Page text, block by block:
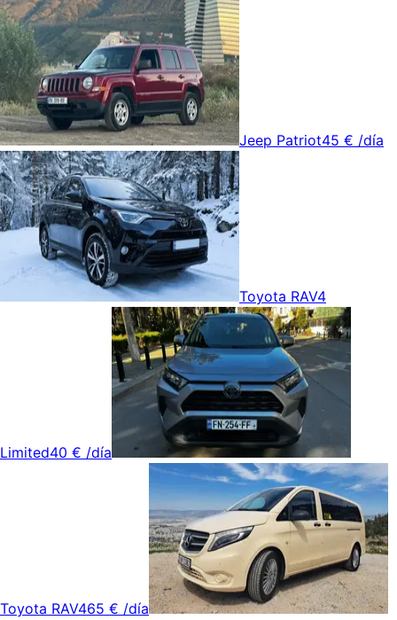
Jeep Patriot45 € /día
Toyota RAV4
Limited40 € /día
Toyota RAV465 € /día